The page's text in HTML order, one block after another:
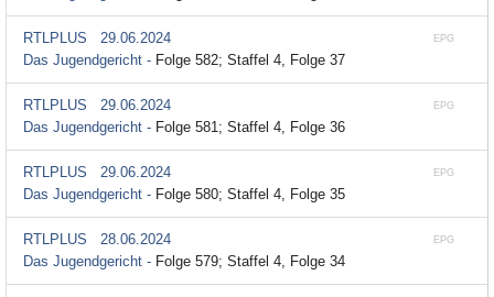
EPG
RTLPLUS
29.06.2024
Das Jugendgericht - Folge 582; Staffel 4, Folge 37
EPG
RTLPLUS
29.06.2024
Das Jugendgericht - Folge 581; Staffel 4, Folge 36
EPG
RTLPLUS
29.06.2024
Das Jugendgericht - Folge 580; Staffel 4, Folge 35
EPG
RTLPLUS
28.06.2024
Das Jugendgericht - Folge 579; Staffel 4, Folge 34